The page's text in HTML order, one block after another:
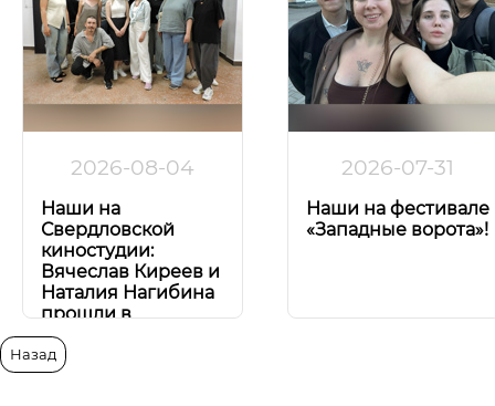
2026-08-04
Наши на
Свердловской
киностудии:
Вячеслав Киреев и
Наталия Нагибина
прошли в
Сценарную
лабораторию!
2026-07-31
Наши на фестивале
«Западные ворота»!
Назад